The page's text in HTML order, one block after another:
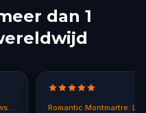
dan 1
Murder Mystery: Death in the Shadows in East End, Melbourne Romantic Montmartre: